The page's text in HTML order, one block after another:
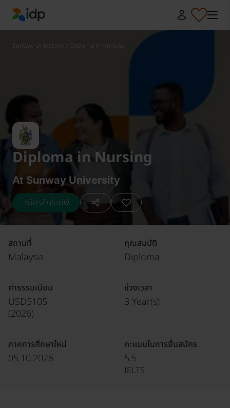
IDP Education
Sunway University / Diploma in Nursing
Diploma in Nursing
At Sunway University
สมัครกับไอดีพี
สถานที่
Malaysia
คุณสมบัติ
Diploma
ค่าธรรมเนียม
USD5105
(2026)
ช่วงเวลา
3 Year(s)
ภาคการศึกษาใหม่
05.10.2026
คะแนนในการยื่นสมัคร
5.5
IELTS